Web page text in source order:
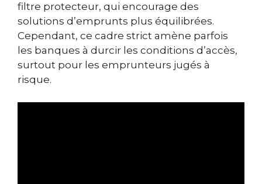
filtre protecteur, qui encourage des
solutions d’emprunts plus équilibrées.
Cependant, ce cadre strict amène parfois
les banques à durcir les conditions d’accès,
surtout pour les emprunteurs jugés à
risque.